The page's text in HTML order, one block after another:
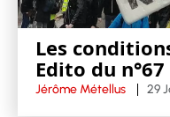
Les
Edito du n°67
Jérôme Métellus 29